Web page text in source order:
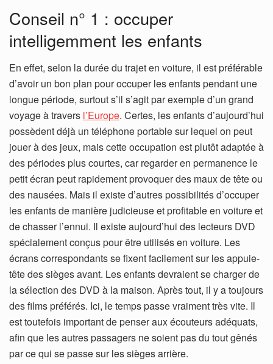
Conseil n° 1 : occuper
intelligemment les enfants
En effet, selon la durée du trajet en voiture, il est préférable
d’avoir un bon plan pour occuper les enfants pendant une
longue période, surtout s’il s’agit par exemple d’un grand
voyage à travers l’Europe. Certes, les enfants d’aujourd’hui
possèdent déjà un téléphone portable sur lequel on peut
jouer à des jeux, mais cette occupation est plutôt adaptée à
des périodes plus courtes, car regarder en permanence le
petit écran peut rapidement provoquer des maux de tête ou
des nausées. Mais il existe d’autres possibilités d’occuper
les enfants de manière judicieuse et profitable en voiture et
de chasser l’ennui. Il existe aujourd’hui des lecteurs DVD
spécialement conçus pour être utilisés en voiture. Les
écrans correspondants se fixent facilement sur les appuie-
tête des sièges avant. Les enfants devraient se charger de
la sélection des DVD à la maison. Après tout, il y a toujours
des films préférés. Ici, le temps passe vraiment très vite. Il
est toutefois important de penser aux écouteurs adéquats,
afin que les autres passagers ne soient pas du tout gênés
par ce qui se passe sur les sièges arrière.